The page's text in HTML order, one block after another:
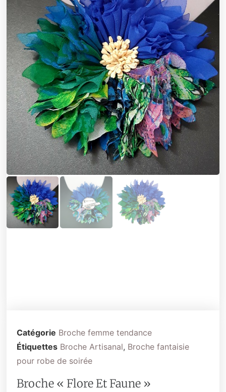
Catégorie Broche femme tendance
Étiquettes Broche Artisanal, Broche fantaisie
pour robe de soirée
Broche « Flore Et Faune »